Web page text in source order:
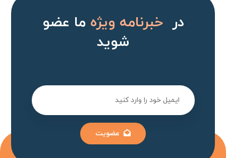
درخبرنامه ویژهما عضو
شوید
عضویت